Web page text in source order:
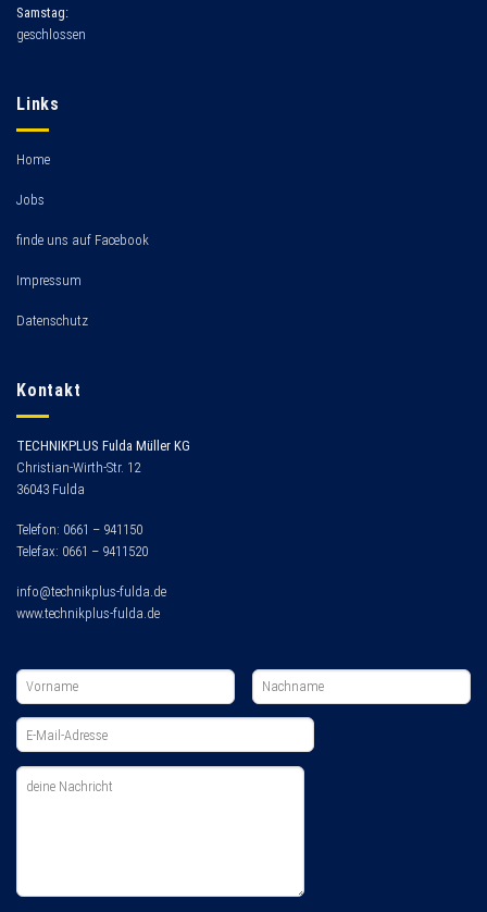
Samstag:
geschlossen
Links
Home
Jobs
finde uns auf Facebook
Impressum
Datenschutz
Kontakt
TECHNIKPLUS Fulda Müller KG
Christian-Wirth-Str. 12
36043 Fulda
Telefon: 0661 – 941150
Telefax: 0661 – 9411520
info@technikplus-fulda.de
www.technikplus-fulda.de